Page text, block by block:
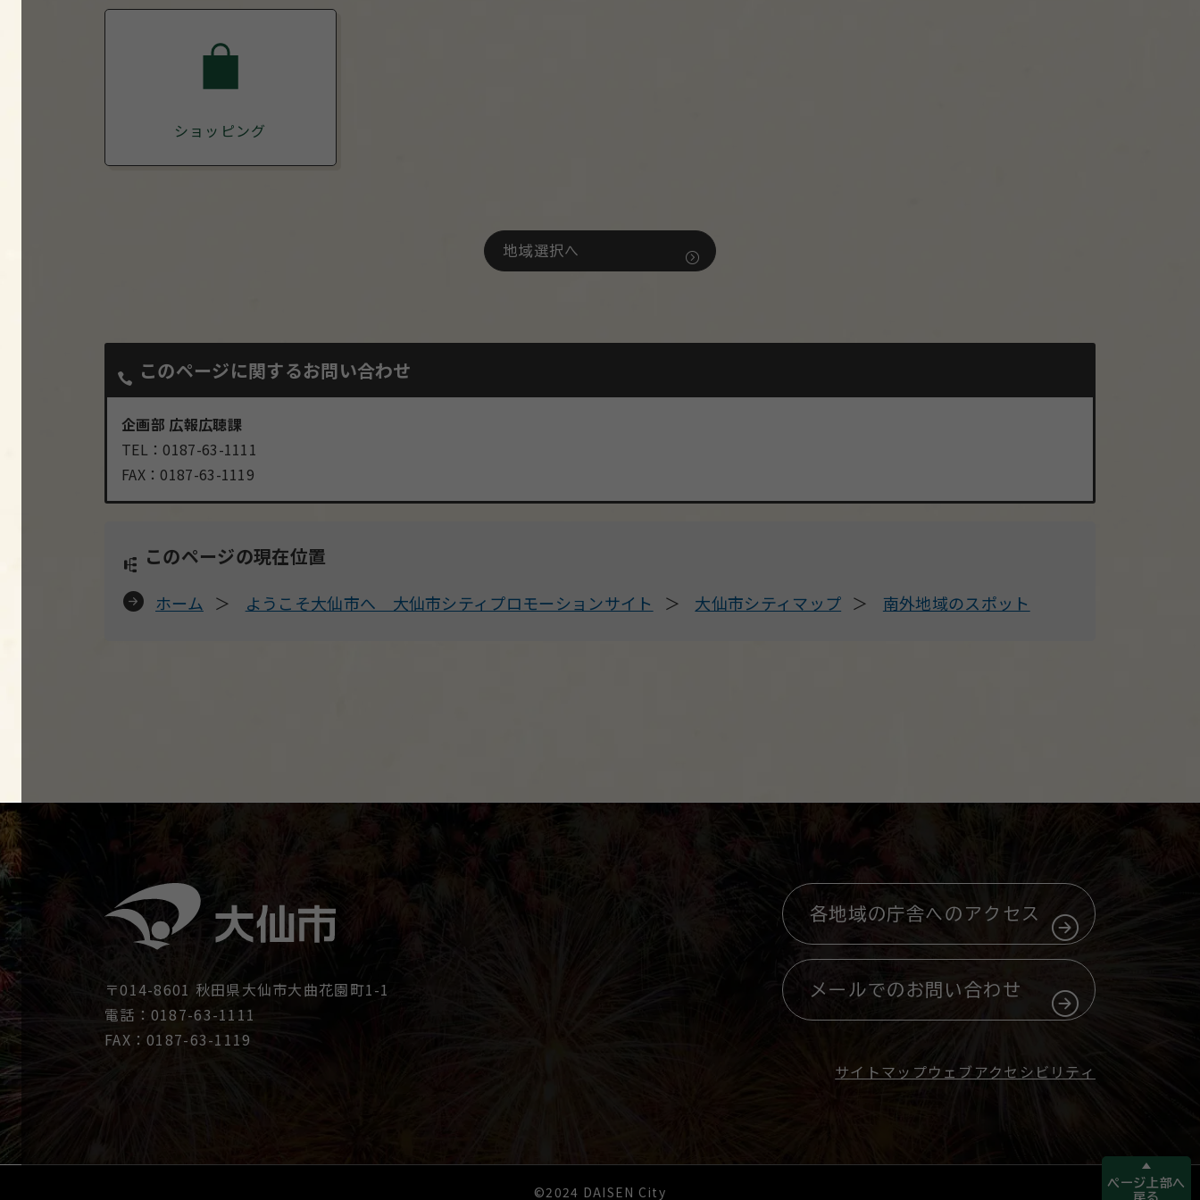
ショッピング
地域選択へ
このページに関するお問い合わせ
企画部 広報広聴課
TEL：0187-63-1111
FAX：0187-63-1119
このページの現在位置
ホーム ようこそ大仙市へ 大仙市シティプロモーションサイト 大仙市シティマップ 南外地域のスポット
〒014-8601 秋田県大仙市大曲花園町1-1
電話：0187-63-1111
FAX：0187-63-1119
各地域の庁舎へのアクセス
メールでのお問い合わせ
サイトマップウェブアクセシビリティ
©2024 DAISEN City
ページ上部へ
戻る